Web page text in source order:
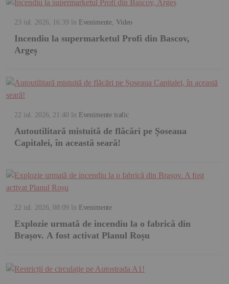
23 iul. 2026, 16:39 în Evenimente, Video
Incendiu la supermarketul Profi din Bascov,
Argeș
22 iul. 2026, 21:40 în Evenimente trafic
Autoutilitară mistuită de flăcări pe Șoseaua
Capitalei, în această seară!
22 iul. 2026, 08:09 în Evenimente
Explozie urmată de incendiu la o fabrică din
Brașov. A fost activat Planul Roșu